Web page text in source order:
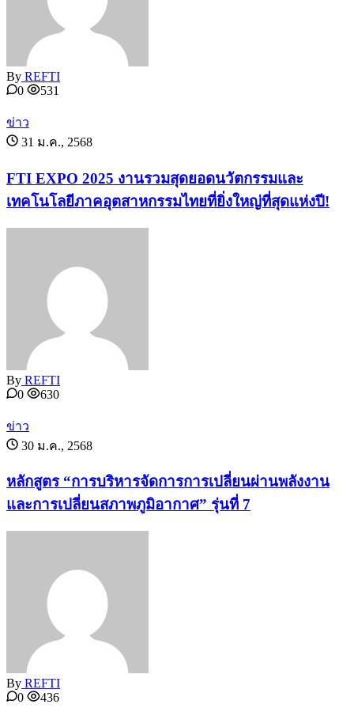
By REFTI
0
531
ข่าว
31 ม.ค., 2568
FTI EXPO 2025 งานรวมสุดยอดนวัตกรรมและ
เทคโนโลยีภาคอุตสาหกรรมไทยที่ยิ่งใหญ่ที่สุดแห่งปี!
By REFTI
0
630
ข่าว
30 ม.ค., 2568
หลักสูตร “การบริหารจัดการการเปลี่ยนผ่านพลังงาน
และการเปลี่ยนสภาพภูมิอากาศ” รุ่นที่ 7
By REFTI
0
436